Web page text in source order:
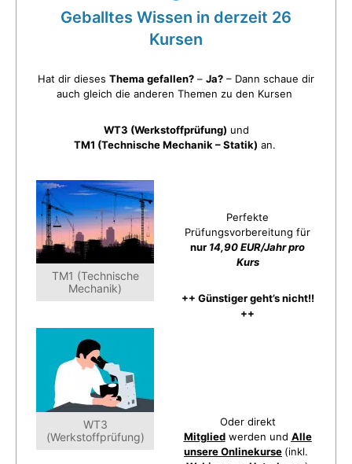
Geballtes Wissen in derzeit 26
Kursen
Hat dir dieses Thema gefallen? – Ja? – Dann schaue dir
auch gleich die anderen Themen zu den Kursen
WT3 (Werkstoffprüfung) und
TM1 (Technische Mechanik – Statik) an.
TM1 (Technische
Mechanik)
WT3
(Werkstoffprüfung)
Perfekte
Prüfungsvorbereitung für
nur 14,90 EUR/Jahr pro
Kurs
++ Günstiger geht’s nicht!!
++
Oder direkt
Mitgliedwerden und Alle
unsere Onlinekurse (inkl.